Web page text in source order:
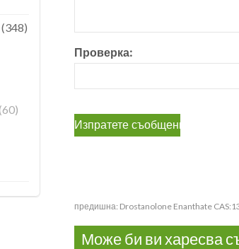
Проверка:
предишна: Drostanolone Enanthate
Може би ви харесва
(348)